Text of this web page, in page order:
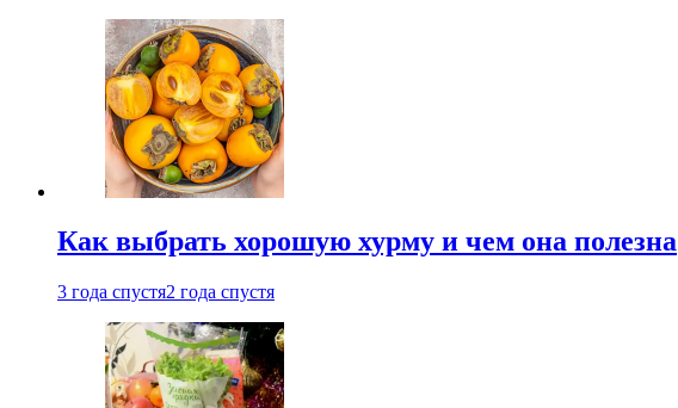
Как выбрать хорошую хурму и чем она полезна
3 года спустя2 года спустя